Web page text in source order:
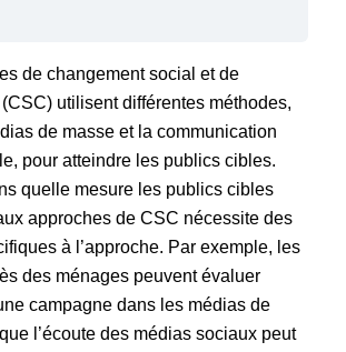
de changement social et de
utilisent différentes méthodes,
de masse et la communication
pour atteindre les publics cibles.
quelle mesure les publics cibles
approches de CSC nécessite des
à l’approche. Par exemple, les
des ménages peuvent évaluer
campagne dans les médias de
l’écoute des médias sociaux peut